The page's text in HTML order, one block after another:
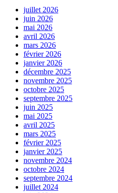
juillet 2026
juin 2026
mai 2026
avril 2026
mars 2026
février 2026
janvier 2026
décembre 2025
novembre 2025
octobre 2025
septembre 2025
juin 2025
mai 2025
avril 2025
mars 2025
février 2025
janvier 2025
novembre 2024
octobre 2024
septembre 2024
juillet 2024